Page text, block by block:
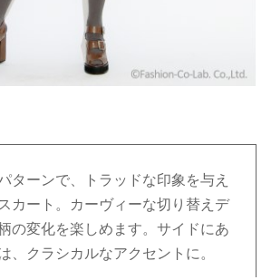
ターンで、トラッドな印象を与え
カート。カーヴィーな切り替えデ
の変化を楽しめます。サイドにあ
、クラシカルなアクセントに。